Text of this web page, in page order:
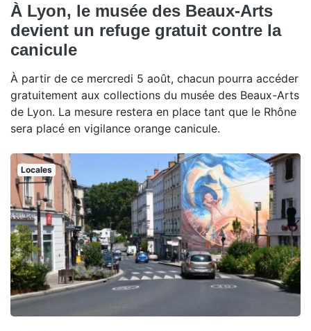
À Lyon, le musée des Beaux-Arts
devient un refuge gratuit contre la
canicule
À partir de ce mercredi 5 août, chacun pourra accéder
gratuitement aux collections du musée des Beaux-Arts
de Lyon. La mesure restera en place tant que le Rhône
sera placé en vigilance orange canicule.
Locales